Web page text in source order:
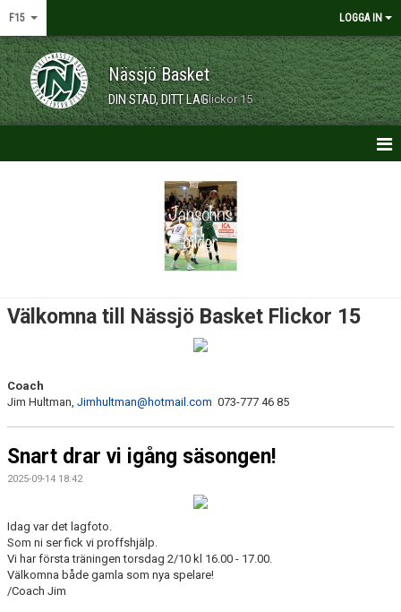
F15 LOGGA IN
Nässjö Basket
DIN STAD, DITT LAGFlickor 15
Välkomna till Nässjö Basket Flickor 15
Coach
Jim Hultman, Jimhultman@hotmail.com 073-777 46 85
Snart drar vi igång säsongen!
2025-09-14 18:42
Idag var det lagfoto.
Som ni ser fick vi proffshjälp.
Vi har första träningen torsdag 2/10 kl 16.00 - 17.00.
Välkomna både gamla som nya spelare!
/Coach Jim